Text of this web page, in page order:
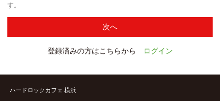
す。
次へ
登録済みの方はこちらから ログイン
ハードロックカフェ 横浜